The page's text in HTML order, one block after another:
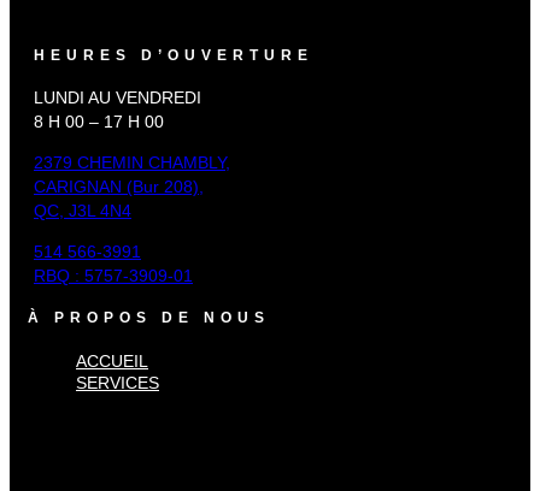
HEURES D’OUVERTURE
LUNDI AU VENDREDI
8 H 00 – 17 H 00
2379 CHEMIN CHAMBLY,
CARIGNAN (Bur 208),
QC, J3L 4N4
514 566-3991
RBQ : 5757-3909-01
À PROPOS DE NOUS
ACCUEIL
SERVICES